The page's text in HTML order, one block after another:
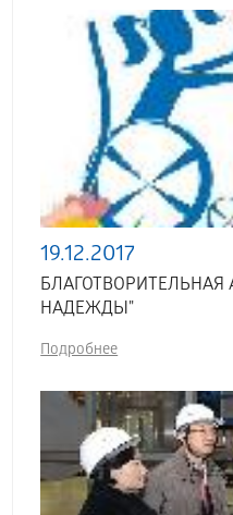
19.12.2017
БЛАГОТВОРИТЕЛЬНАЯ
НАДЕЖДЫ"
Подробнее